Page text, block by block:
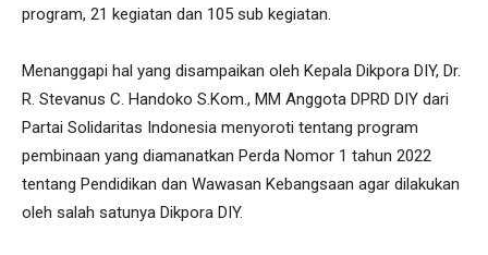
program, 21 kegiatan dan 105 sub kegiatan.
Menanggapi hal yang disampaikan oleh Kepala Dikpora DIY, Dr.
R. Stevanus C. Handoko S.Kom., MM Anggota DPRD DIY dari
Partai Solidaritas Indonesia menyoroti tentang program
pembinaan yang diamanatkan Perda Nomor 1 tahun 2022
tentang Pendidikan dan Wawasan Kebangsaan agar dilakukan
oleh salah satunya Dikpora DIY.